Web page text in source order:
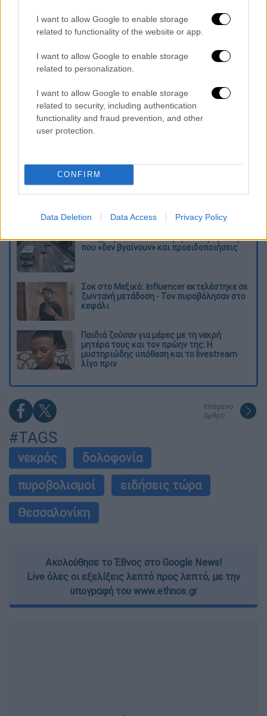
I want to allow Google to enable storage
related to functionality of the website or app.
I want to allow Google to enable storage
related to personalization.
I want to allow Google to enable storage
related to security, including authentication
functionality and fraud prevention, and other
user protection.
CONFIRM
Data Deletion Data Access Privacy Policy
καταχώρηση
Διαβάστε ακόμη
Τα «γεράκια» της Ψάθας: Έσωσαν από τη
Κυνήγι χρόνου στα λεωφορεία: Δρομολόγια
που «δεν βγαίνουν» και προειδοποιήσεις
Σοκ στο Μεξικό: Influencer εκτελέστηκε σε
ζωντανή μετάδοση - Τον πυροβόλησαν στο
κεφάλι
Παιδιά ζούσαν για μέρες με τη νεκρή
μητέρα τους και τον πρώην της: Η
μυστηριώδης υπόθεση και το livestream
λίγο πριν
επόμενο
άρθρο
#TAGS
νεκρός
δολοφονία
πυροβολισμοί
ειδήσεις τώρα
Θεσσαλονίκη
Ακολούθησε το Έθνος στο Google News!
Live όλες οι εξελίξεις λεπτό προς λεπτό, με την
υπογραφή του www.ethnos.gr